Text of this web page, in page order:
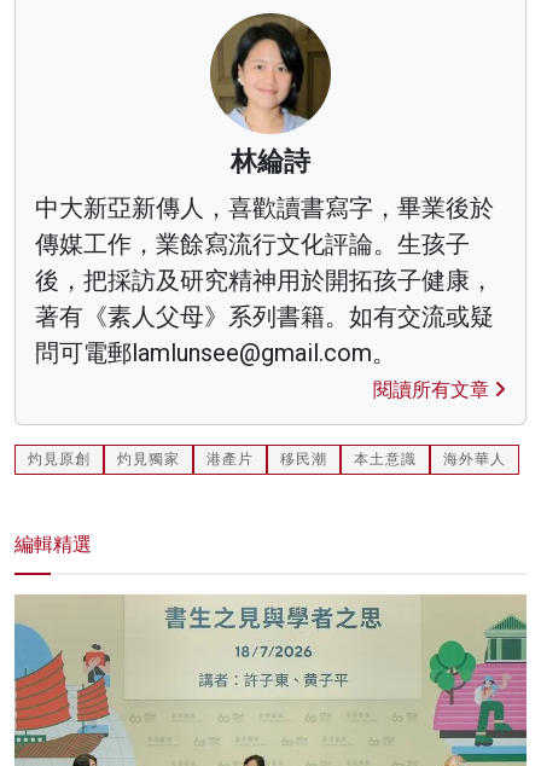
林綸詩
中大新亞新傳人，喜歡讀書寫字，畢業後於
傳媒工作，業餘寫流行文化評論。生孩子
後，把採訪及研究精神用於開拓孩子健康，
著有《素人父母》系列書籍。如有交流或疑
問可電郵lamlunsee@gmail.com。
閱讀所有文章
灼見原創 灼見獨家 港產片 移民潮 本土意識 海外華人
編輯精選